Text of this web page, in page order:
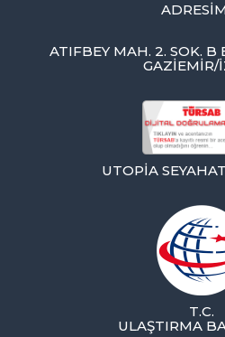
ATIFBEY MAH. 2. SOK. B
GAZIEMIR/
UTOPIA
T.C.
ULAŞTIRMA